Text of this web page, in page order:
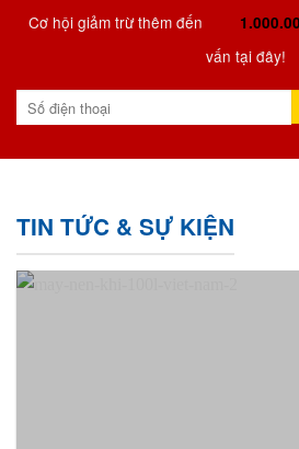
Cơ hội giảm trừ thêm đến
vấn tại đây!
TIN TỨC & SỰ KIỆN